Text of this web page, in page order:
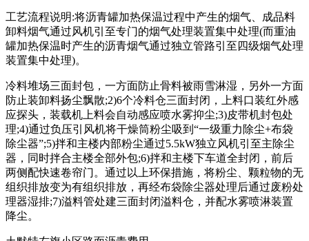
工艺流程说明:将沥青罐加热保温过程中产生的烟气、成品料
卸料烟气通过风机引至专门的烟气处理装置集中处理(而重油
罐加热保温时产生的沥青烟气通过独立管路引至四级烟气处理
装置集中处理)。
冷料堆场三面封包，一方面防止骨料被雨雪淋湿，另外一方面
防止装卸料扬尘飘散;2)6个冷料仓三面封闭，上料口装红外感
应探头，装载机上料会自动感应喷水雾抑尘;3)皮带机封包处
理;4)通过负压引风机将干燥筒粉尘吸到“一级重力除尘+布袋
除尘器”;5)拌和主楼内部粉尘通过5.5kW独立风机引至主除尘
器，同时拌合主楼全部外包;6)拌和主楼下车道全封闭，前后
两侧配快速卷帘门。通过以上环保措施，将粉尘、颗粒物的无
组织排放变为有组织排放，再经布袋除尘器处理后通过废粉处
理器湿排;7)溢料管处建三面封闭溢料仓，并配水雾喷淋装置
降尘。